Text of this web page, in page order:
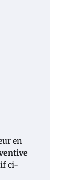
en
ci-